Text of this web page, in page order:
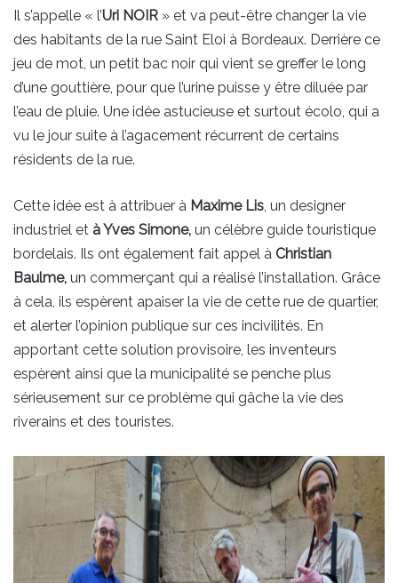
Il s’appelle « l’Uri NOIR » et va peut-être changer la vie
des habitants de la rue Saint Eloi à Bordeaux. Derrière ce
jeu de mot, un petit bac noir qui vient se greffer le long
d’une gouttière, pour que l’urine puisse y être diluée par
l’eau de pluie. Une idée astucieuse et surtout écolo, qui a
vu le jour suite à l’agacement récurrent de certains
résidents de la rue.
Cette idée est à attribuer à Maxime Lis, un designer
industriel et à Yves Simone, un célèbre guide touristique
bordelais. Ils ont également fait appel à Christian
Baulme, un commerçant qui a réalisé l’installation. Grâce
à cela, ils espèrent apaiser la vie de cette rue de quartier,
et alerter l’opinion publique sur ces incivilités. En
apportant cette solution provisoire, les inventeurs
espèrent ainsi que la municipalité se penche plus
sérieusement sur ce problème qui gâche la vie des
riverains et des touristes.